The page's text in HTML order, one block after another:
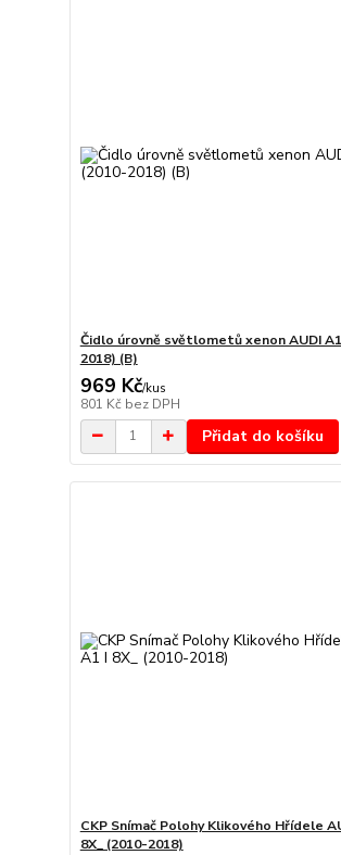
Čidlo úrovně světlometů xenon AUDI
2018) (B)
969 Kč/kus
801 Kč bez DPH
Přidat do košíku
CKP Snímač Polohy Klikového Hřídele
8X_ (2010-2018)